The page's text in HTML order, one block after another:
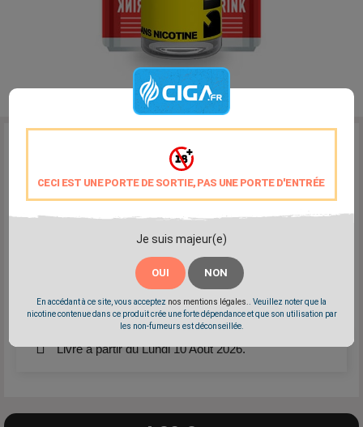
CECI EST UNE PORTE DE SORTIE, PAS UNE PORTE D'ENTRÉE
Je suis majeur(e)
OUI NON
En accédant à ce site, vous acceptez nos mentions légales.. Veuillez noter que la
nicotine contenue dans ce produit crée une forte dépendance et que son utilisation par
les non-fumeurs est déconseillée.
Une saveur de boisson énergisante
Fabrication française
Partager
Livré à partir du Lundi 10 Août 2026.